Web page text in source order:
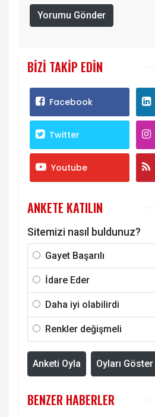
Yorumu Gönder
BIZI TAKIP EDIN
Facebook
Twitter
Youtube
ANKETE KATILIN
Sitemizi nasıl buldunuz?
Gayet Başarılı
İdare Eder
Daha iyi olabilirdi
Renkler değişmeli
Anketi Oyla Oyları Göster
BENZER HABERLER